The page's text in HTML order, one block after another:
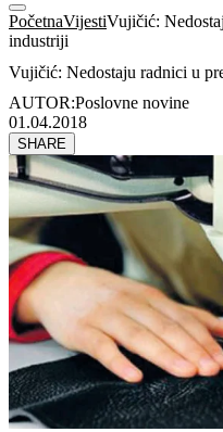
PočetnaVijestiVujičić:
industriji
Vujičić: Nedostaju radnici u
AUTOR:Poslovne novine
01.04.2018
SHARE